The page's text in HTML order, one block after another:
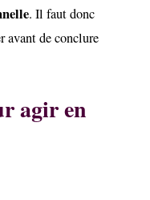
. Il faut donc
avant de conclure
agir en